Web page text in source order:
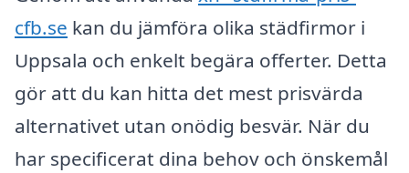
cfb.se kan du jämföra olika städfirmor i
Uppsala och enkelt begära offerter. Detta
gör att du kan hitta det mest prisvärda
alternativet utan onödig besvär. När du
har specificerat dina behov och önskemål